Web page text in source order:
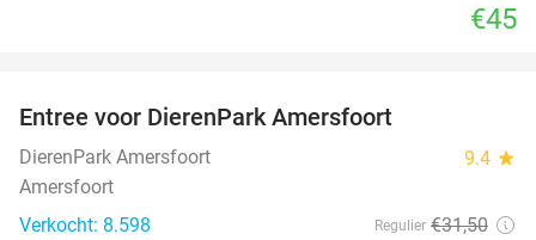
€45
Entree voor DierenPark Amersfoort
DierenPark Amersfoort 9.4 star
Amersfoort
Verkocht: 8.598
Regulier €31,50